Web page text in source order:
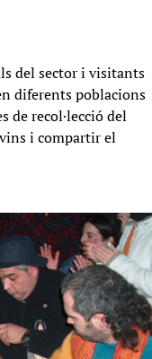
del sector i visitants
diferents poblacions
de recol·lecció del
i compartir el